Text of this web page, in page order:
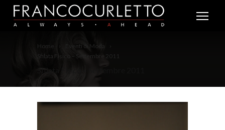
Home
Eventi di Moda
Sfilata Fisico – Settembre 2011
Sfilata Fisico – Settembre 2011